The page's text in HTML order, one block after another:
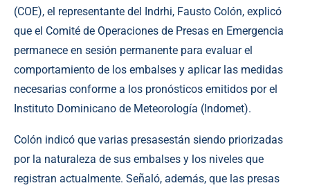
(COE), el representante del Indrhi, Fausto Colón, explicó
que el Comité de Operaciones de Presas en Emergencia
permanece en sesión permanente para evaluar el
comportamiento de los embalses y aplicar las medidas
necesarias conforme a los pronósticos emitidos por el
Instituto Dominicano de Meteorología (Indomet).
Colón indicó que varias presasestán siendo priorizadas
por la naturaleza de sus embalses y los niveles que
registran actualmente. Señaló, además, que las presas